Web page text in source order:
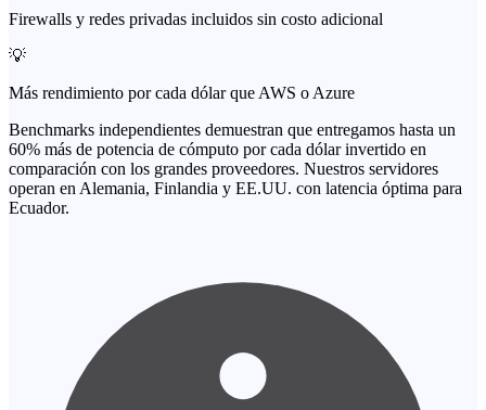
Firewalls y redes privadas incluidos sin costo adicional
💡
Más rendimiento por cada dólar que AWS o Azure
Benchmarks independientes demuestran que entregamos hasta un
60% más de potencia de cómputo por cada dólar invertido en
comparación con los grandes proveedores. Nuestros servidores
operan en Alemania, Finlandia y EE.UU. con latencia óptima para
Ecuador.